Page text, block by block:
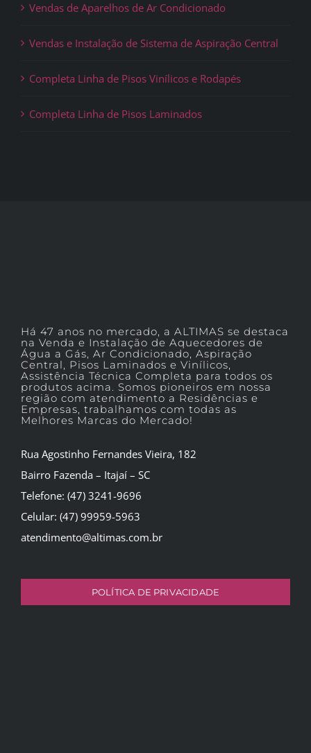
Vendas de Aparelhos de Ar Condicionado
Vendas e Instalação de Sistema de Aspiração Central
Completa Linha de Pisos Vinílicos e Rodapés
Completa Linha de Pisos Laminados
Há 47 anos no mercado, a ALTIMAS se destaca
na Venda e Instalação de Aquecedores de
Água a Gás, Ar Condicionado, Aspiração
Central, Pisos Laminados e Vinílicos,
Assistência Técnica Completa para todos os
produtos acima. Somos pioneiros em nossa
região com atendimento a Residências e
Empresas, trabalhamos com todas as
Melhores Marcas do Mercado!
Rua Agostinho Fernandes Vieira, 182
Bairro Fazenda – Itajaí – SC
Telefone: (47) 3241-9696
Celular: (47) 99959-5963
atendimento@altimas.com.br
POLÍTICA DE PRIVACIDADE